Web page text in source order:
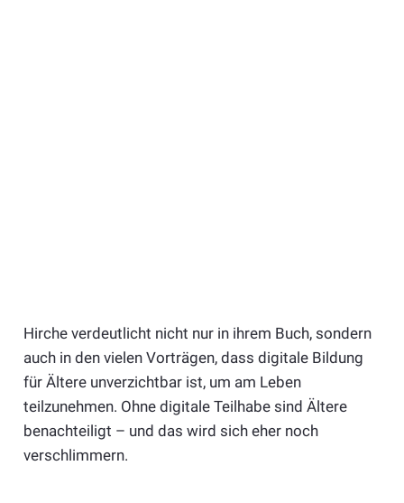
Hirche verdeutlicht nicht nur in ihrem Buch, sondern
auch in den vielen Vorträgen, dass digitale Bildung
für Ältere unverzichtbar ist, um am Leben
teilzunehmen. Ohne digitale Teilhabe sind Ältere
benachteiligt – und das wird sich eher noch
verschlimmern.